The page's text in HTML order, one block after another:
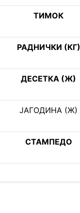
ТИМОК
РАДНИЧКИ (КГ)
ДЕСЕТКА (Ж)
ЈАГОДИНА (Ж)
СТАМПЕДО